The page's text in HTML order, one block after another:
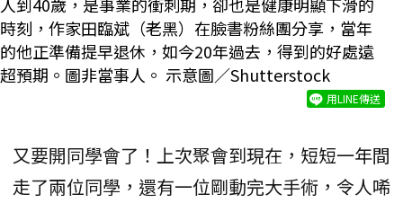
時刻，作家田臨斌（老黑）在臉書粉絲團分享，當年
的他正準備提早退休，如今20年過去，得到的好處遠
超預期。圖非當事人。 示意圖／Shutterstock
用LINE傳送
又要開同學會了！上次聚會到現在，短短一年間
走了兩位同學，還有一位剛動完大手術，令人唏